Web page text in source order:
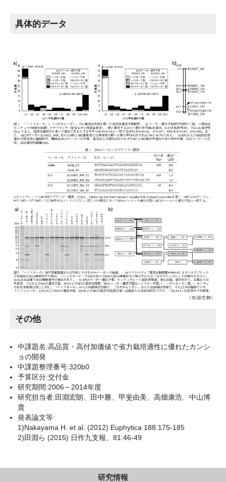
具体的データ
その他
中課題名:高品質・高付加価値で省力栽培適性に優れたカンシ
ョの開発
中課題整理番号:320b0
予算区分:交付金
研究期間:2006～2014年度
研究担当者:田淵宏朗、田中勝、甲斐由美、高畑康浩、中山博
貴
発表論文等:
1)Nakayama H. et al. (2012) Euphytica 188:175-185
2)田淵ら (2015) 日作九支報、81:46-49
研究情報